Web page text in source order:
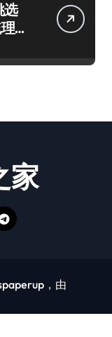
选
家
，由